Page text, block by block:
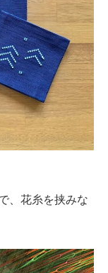
、花糸を挟みな